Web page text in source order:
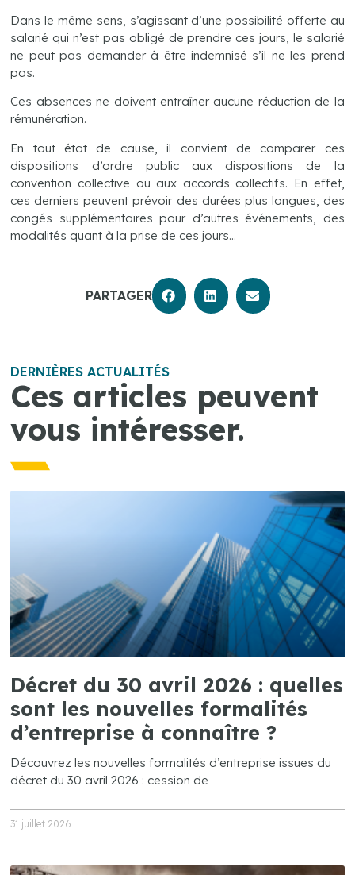
Dans le même sens, s’agissant d’une possibilité offerte au
salarié qui n’est pas obligé de prendre ces jours, le salarié
ne peut pas demander à être indemnisé s’il ne les prend
pas.
Ces absences ne doivent entraîner aucune réduction de la
rémunération.
En tout état de cause, il convient de comparer ces
dispositions d’ordre public aux dispositions de la
convention collective ou aux accords collectifs. En effet,
ces derniers peuvent prévoir des durées plus longues, des
congés supplémentaires pour d’autres événements, des
modalités quant à la prise de ces jours…
PARTAGER
DERNIÈRES ACTUALITÉS
Ces articles peuvent
vous intéresser.
Décret du 30 avril 2026 : quelles
sont les nouvelles formalités
d’entreprise à connaître ?
Découvrez les nouvelles formalités d’entreprise issues du
décret du 30 avril 2026 : cession de
31 juillet 2026